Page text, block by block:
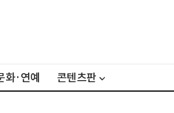
화·연예 콘텐츠판